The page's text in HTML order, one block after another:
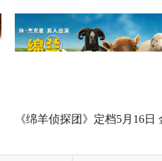
神作IMAX首次量身定制
《绵羊侦探团》定档5月16日